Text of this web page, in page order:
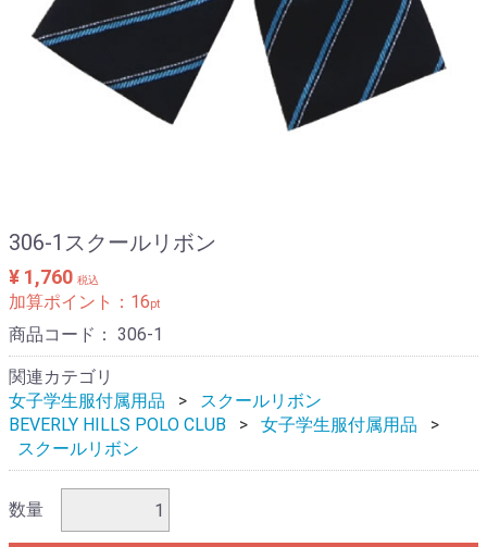
306-1スクールリボン
¥ 1,760 税込
加算ポイント： 16pt
商品コード： 306-1
関連カテゴリ
女子学生服付属用品
スクールリボン
BEVERLY HILLS POLO CLUB
女子学生服付属用品
スクールリボン
数量